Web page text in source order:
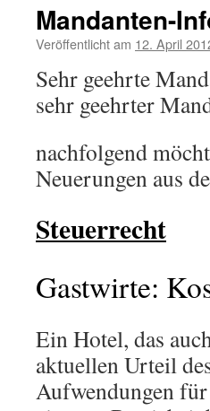
Mandanten-
Veröffentlicht am 12. April
Sehr geehrte
sehr geehrter
nachfolgend
Neuerungen aus
Steuerrecht
Gastwirte:
Ein Hotel, das
aktuellen Urteil
Aufwendungen